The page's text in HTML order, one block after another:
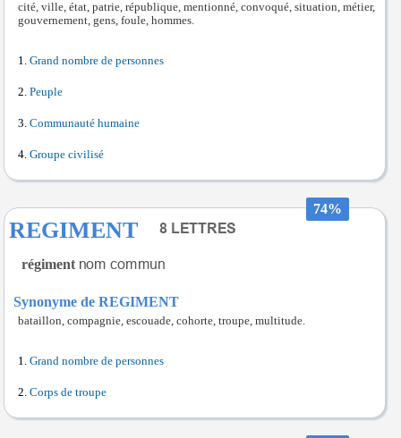
cité, ville, état, patrie, république, mentionné, convoqué, situation, métier,
gouvernement, gens, foule, hommes.
Grand nombre de personnes
Peuple
Communauté humaine
Groupe civilisé
74%
REGIMENT
régiment
Synonyme de REGIMENT
bataillon, compagnie, escouade, cohorte, troupe, multitude.
Grand nombre de personnes
Corps de troupe